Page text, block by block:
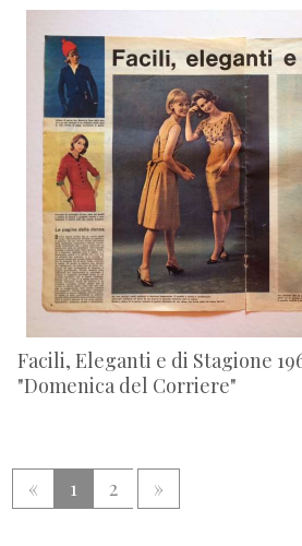
Facili, Eleganti e di Stagione
"Domenica del Corriere"
« 1 2 »